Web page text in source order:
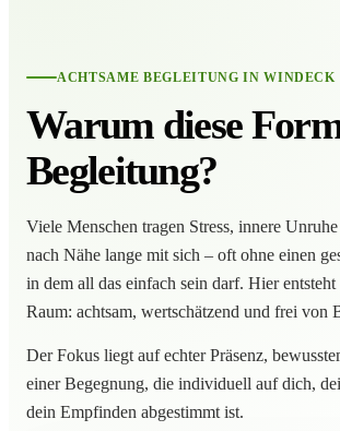
ACHTSAME BEGLEITUNG IN WINDECK
Warum diese
Begleitung?
Viele Menschen tragen Stress, innere
nach Nähe lange mit sich – oft ohne einen
in dem all das einfach sein darf. Hier entsteht
Raum: achtsam, wertschätzend und frei von
Der Fokus liegt auf echter Präsenz,
einer Begegnung, die individuell auf dich,
dein Empfinden abgestimmt ist.